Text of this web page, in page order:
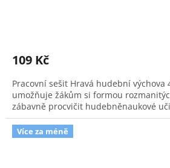
109 Kč
Pracovní sešit Hravá hudební
umožňuje žákům si formou
zábavně procvičit hudebněnaukové
Více za méně